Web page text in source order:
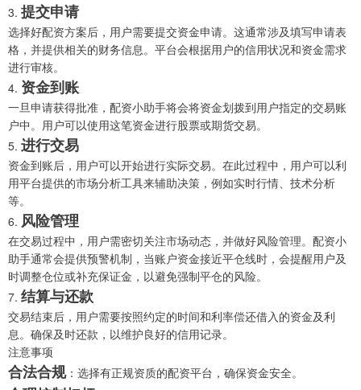
3. 提交申请
选择好配资方案后，用户需要提交资金申请。这通常涉及填写申请表
格，并提供相关的财务信息。平台会根据用户的信用状况和资金需求
进行审核。
4. 资金到账
一旦申请获得批准，配资小助手将会将资金划拨到用户指定的交易账
户中。用户可以使用这笔资金进行股票或期货交易。
5. 进行交易
资金到账后，用户可以开始进行实际交易。在此过程中，用户可以利
用平台提供的市场分析工具来辅助决策，例如实时行情、技术分析
等。
6. 风险管理
在交易过程中，用户需密切关注市场动态，并做好风险管理。配资小
助手通常会提供预警机制，当账户资金接近平仓线时，会提醒用户及
时调整仓位或补充保证金，以避免强制平仓的风险。
7. 结算与还款
交易结束后，用户需要按照约定的时间和利率偿还借入的资金及利
息。确保及时还款，以维护良好的信用记录。
注意事项
合法合规：选择有正规资质的配资平台，确保资金安全。